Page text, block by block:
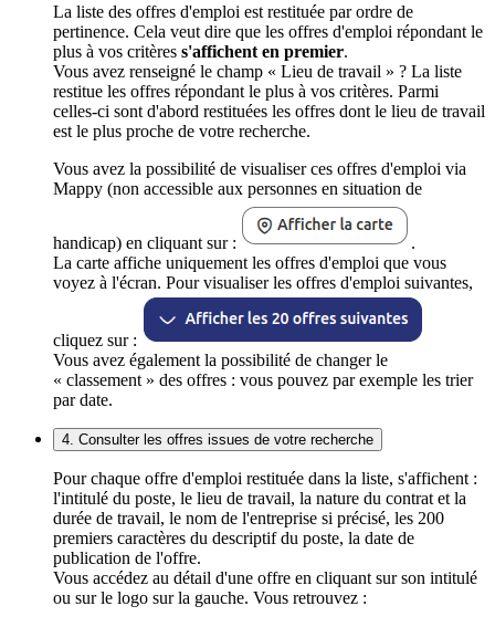
La liste des offres d'emploi est restituée par ordre de
pertinence. Cela veut dire que les offres d'emploi répondant le
plus à vos critères s'affichent en premier.
Vous avez renseigné le champ « Lieu de travail » ? La liste
restitue les offres répondant le plus à vos critères. Parmi
celles-ci sont d'abord restituées les offres dont le lieu de travail
est le plus proche de votre recherche.
Vous avez la possibilité de visualiser ces offres d'emploi via
Mappy (non accessible aux personnes en situation de
handicap) en cliquant sur :
.
La carte affiche uniquement les offres d'emploi que vous
voyez à l'écran. Pour visualiser les offres d'emploi suivantes,
cliquez sur :
Vous avez également la possibilité de changer le
« classement » des offres : vous pouvez par exemple les trier
par date.
4. Consulter les offres issues de votre recherche
Pour chaque offre d'emploi restituée dans la liste, s'affichent :
l'intitulé du poste, le lieu de travail, la nature du contrat et la
durée de travail, le nom de l'entreprise si précisé, les 200
premiers caractères du descriptif du poste, la date de
publication de l'offre.
Vous accédez au détail d'une offre en cliquant sur son intitulé
ou sur le logo sur la gauche. Vous retrouvez :